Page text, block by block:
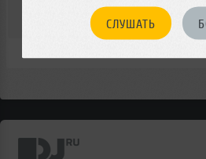
СЛУШАТЬ
0